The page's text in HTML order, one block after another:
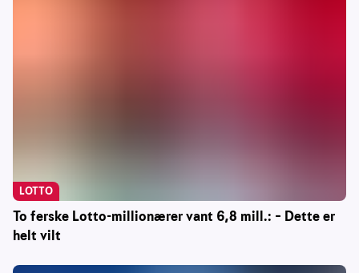
To ferske Lotto-millionærer vant 6,8 mill.: – Dette er
helt vilt
LOTTO